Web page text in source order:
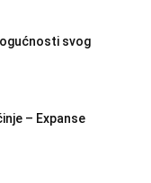
svog
– Expanse